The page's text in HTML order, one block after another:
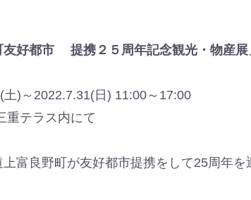
友好都市 提携２５周年記念観光・物産展
土)～2022.7.31(日) 11:00～17:00
テラス内にて
富良野町が友好都市提携をして25周年